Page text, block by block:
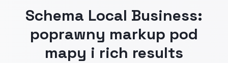
Schema Local Business:
poprawny markup pod
mapy i rich results